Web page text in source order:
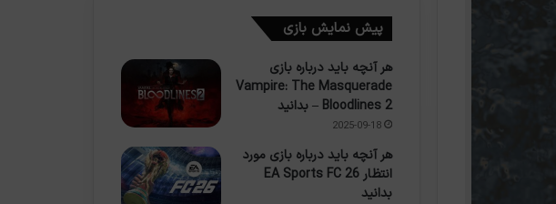
پیش نمایش بازی
هر آنچه باید درباره بازی
Vampire: The Masquerade
– Bloodlines 2 بدانید
2025-09-18
هر آنچه باید درباره بازی مورد
انتظار EA Sports FC 26
بدانید